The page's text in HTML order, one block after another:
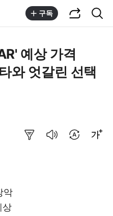
구독
예상 가격
와 엇갈린 선택
악
상